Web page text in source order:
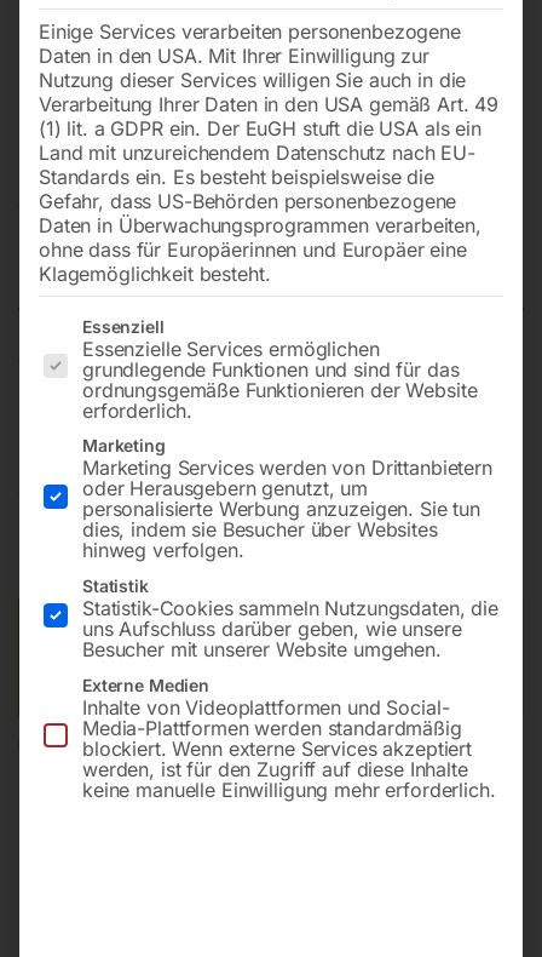
Gefährliche Doppelkurve – links
Verkehrszeichen flach, Folientyp 2
Seitenlänge – 1000 mm
153,60
inkl. MwSt. zzgl.Versandkosten
ca. 3 – 5 Werktage
Versandkosten Standard (Österreich):€15,00
Bitte beachten Sie: Die Versandkosten gelten für Österreich.
Andere Länder können abweichen.
In den Warenkorb
Einige Services verarbeiten personenbezogene
Daten in den USA. Mit Ihrer Einwilligung zur
Nutzung dieser Services willigen Sie auch in die
Verarbeitung Ihrer Daten in den USA gemäß Art. 49
(1) lit. a GDPR ein. Der EuGH stuft die USA als ein
Land mit unzureichendem Datenschutz nach EU-
Standards ein. Es besteht beispielsweise die
Gefahr, dass US-Behörden personenbezogene
Daten in Überwachungsprogrammen verarbeiten,
ohne dass für Europäerinnen und Europäer eine
Klagemöglichkeit besteht.
Es folgt eine Liste der Service-Gruppen, für die eine
Essenziell
Essenzielle Services ermöglichen
grundlegende Funktionen und sind für das
ordnungsgemäße Funktionieren der Website
erforderlich.
Marketing
Marketing Services werden von Drittanbietern
oder Herausgebern genutzt, um
personalisierte Werbung anzuzeigen. Sie tun
dies, indem sie Besucher über Websites
hinweg verfolgen.
Statistik
Statistik-Cookies sammeln Nutzungsdaten, die
uns Aufschluss darüber geben, wie unsere
Besucher mit unserer Website umgehen.
Externe Medien
Inhalte von Videoplattformen und Social-
Media-Plattformen werden standardmäßig
blockiert. Wenn externe Services akzeptiert
werden, ist für den Zugriff auf diese Inhalte
keine manuelle Einwilligung mehr erforderlich.